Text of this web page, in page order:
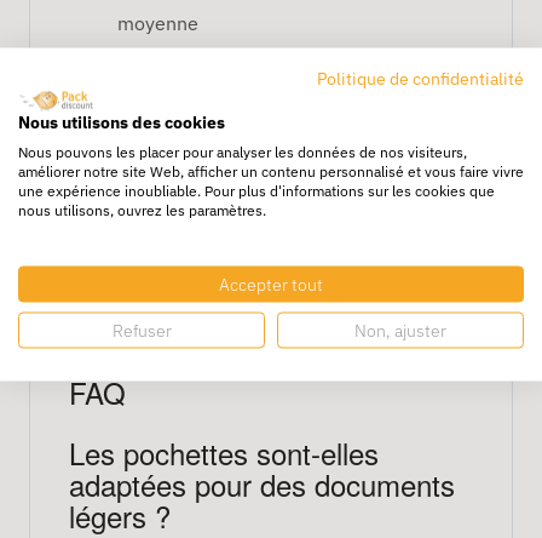
moyenne
Idéale pour les documents de taille
moyenne comme les rapports ou
factures
bureaux ou des espaces d'archivage
Convient pour le stockage ou l'envoi de
documents importants
FAQ
Les pochettes sont-elles
adaptées pour des documents
légers ?
Politique de confidentialité
Nous utilisons des cookies
Nous pouvons les placer pour analyser les données de nos visiteurs,
améliorer notre site Web, afficher un contenu personnalisé et vous faire vivre
une expérience inoubliable. Pour plus d'informations sur les cookies que
nous utilisons, ouvrez les paramètres.
Accepter tout
Refuser Non, ajuster